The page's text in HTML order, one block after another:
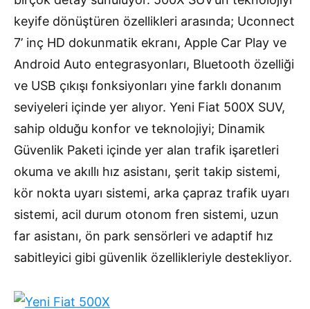
keyife dönüştüren özellikleri arasında; Uconnect
7’ inç HD dokunmatik ekranı, Apple Car Play ve
Android Auto entegrasyonları, Bluetooth özelliği
ve USB çıkışı fonksiyonları yine farklı donanım
seviyeleri içinde yer alıyor. Yeni Fiat 500X SUV,
sahip olduğu konfor ve teknolojiyi; Dinamik
Güvenlik Paketi içinde yer alan trafik işaretleri
okuma ve akıllı hız asistanı, şerit takip sistemi,
kör nokta uyarı sistemi, arka çapraz trafik uyarı
sistemi, acil durum otonom fren sistemi, uzun
far asistanı, ön park sensörleri ve adaptif hız
sabitleyici gibi güvenlik özellikleriyle destekliyor.